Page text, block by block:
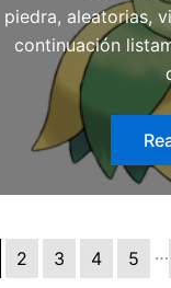
piedra, aleatorias,
continuación
2 3 4 5 …